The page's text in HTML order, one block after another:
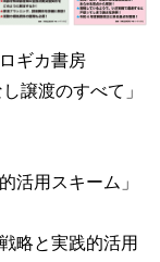
ギカ書房
譲渡のすべて」
活用スキーム」
略と実践的活用